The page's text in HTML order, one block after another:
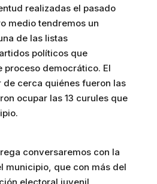
realizadas el pasado
medio tendremos un
de las listas
políticos que
proceso democrático. El
de cerca quiénes fueron las
ocupar las 13 curules que
conversaremos con la
municipio, que con más del